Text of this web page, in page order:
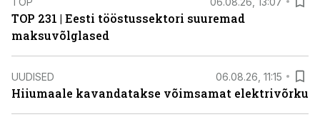
TOP 231 | Eesti tööstussektori suuremad
maksuvõlglased
UUDISED 06.08.26, 11:15
Hiiumaale kavandatakse võimsamat elektrivõrku